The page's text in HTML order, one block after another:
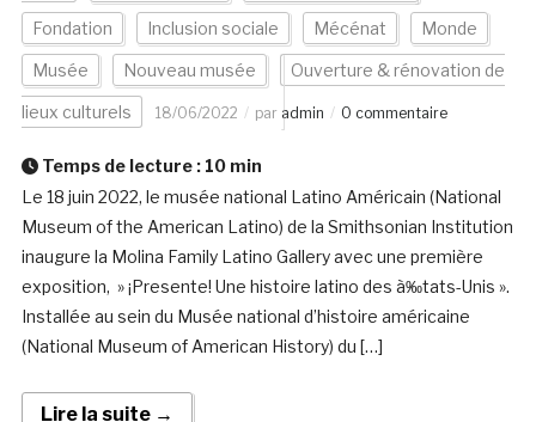
Fondation Inclusion sociale Mécénat Monde
Musée Nouveau musée Ouverture & rénovation de
lieux culturels 18/06/2022 par admin 0 commentaire
Temps de lecture : 10 min
Le 18 juin 2022, le musée national Latino Américain (National
Museum of the American Latino) de la Smithsonian Institution
inaugure la Molina Family Latino Gallery avec une première
exposition, » ¡Presente! Une histoire latino des à‰tats-Unis ».
Installée au sein du Musée national d’histoire américaine
(National Museum of American History) du […]
Lire la suite →